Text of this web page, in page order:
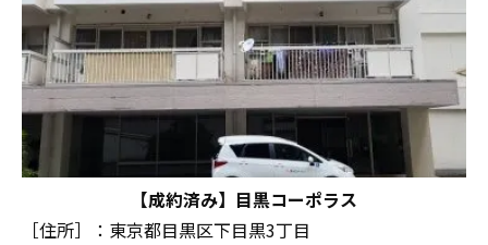
【成約済み】目黒コーポラス
［住所］：東京都目黒区下目黒3丁目